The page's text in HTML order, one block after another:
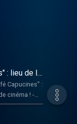
: lieu de la
!
Capucines" :
cinéma ! -
chers à Yves